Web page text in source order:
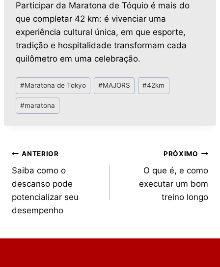
Participar da Maratona de Tóquio é mais do
que completar 42 km: é vivenciar uma
experiência cultural única, em que esporte,
tradição e hospitalidade transformam cada
quilômetro em uma celebração.
#Maratona de Tokyo #MAJORS #42km
#maratona
ANTERIOR
Saiba como o
descanso pode
potencializar seu
desempenho
PRÓXIMO
O que é, e como
executar um bom
treino longo